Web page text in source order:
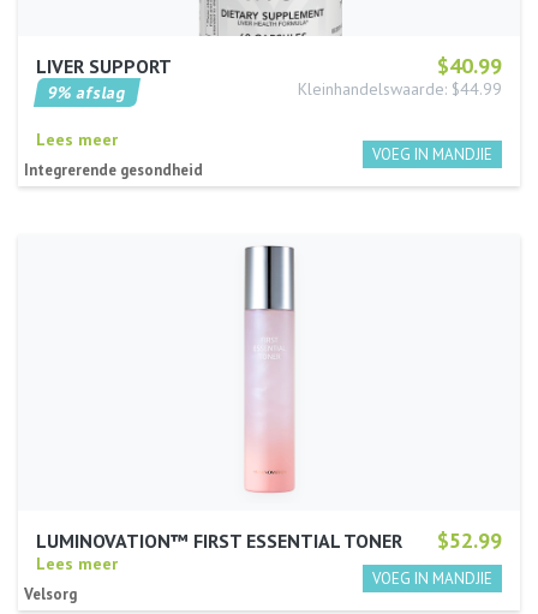
$40.99
LIVER SUPPORT
Kleinhandelswaarde: $44.99
9% afslag
Lees meer
Integrerende gesondheid
$52.99
LUMINOVATION™ FIRST ESSENTIAL TONER
Lees meer
Velsorg